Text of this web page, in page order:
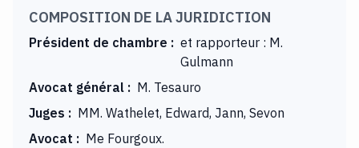
COMPOSITION DE LA JURIDICTION
Président de chambre : et rapporteur : M.
Gulmann
Avocat général : M. Tesauro
Juges : MM. Wathelet, Edward, Jann, Sevon
Avocat : Me Fourgoux.